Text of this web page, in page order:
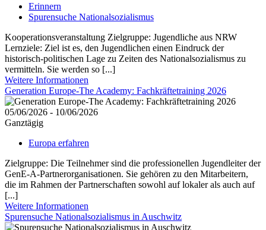
Erinnern
Spurensuche Nationalsozialismus
Kooperationsveranstaltung Zielgruppe: Jugendliche aus NRW
Lernziele: Ziel ist es, den Jugendlichen einen Eindruck der
historisch-politischen Lage zu Zeiten des Nationalsozialismus zu
vermitteln. Sie werden so [...]
Weitere Informationen
Generation Europe-The Academy: Fachkräftetraining 2026
05/06/2026 - 10/06/2026
Ganztägig
Europa erfahren
Zielgruppe: Die Teilnehmer sind die professionellen Jugendleiter der
GenE-A-Partnerorganisationen. Sie gehören zu den Mitarbeitern,
die im Rahmen der Partnerschaften sowohl auf lokaler als auch auf
[...]
Weitere Informationen
Spurensuche Nationalsozialismus in Auschwitz